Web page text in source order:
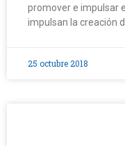
promover e impulsar
impulsan la creación
25 octubre 2018